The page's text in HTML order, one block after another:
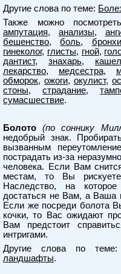
Другие слова по теме:
Также можно
ампутация, анализы,
бешенство,боль,
гинеколог, глисты, гной,
дантист, знахарь,
лекарство, медсестра,
обморок, ожоги, окулист,
стоны,страдание,
сумасшествие.
Болото (по соннику
недобрый знак.
вызванным
пострадать из-за
человека. Если Вам
местам, то Вы рискуете
Наследство, на
достаться не Вам, а Ваша
Если же посреди болота
кочки, то Вас ожидают
Вам предстоит
интригами.
Другие слова по
ландшафты.